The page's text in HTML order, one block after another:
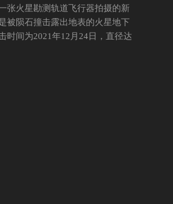
张火星勘测轨道飞行器拍摄的新
被陨石撞击露出地表的火星地下
时间为2021年12月24日，直径达